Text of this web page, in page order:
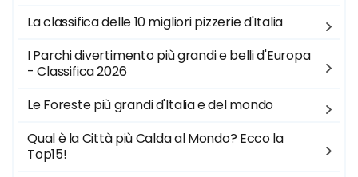
La classifica delle 10 migliori pizzerie d'Italia
I Parchi divertimento più grandi e belli d'Europa
- Classifica 2026
Le Foreste più grandi d'Italia e del mondo
Qual è la Città più Calda al Mondo? Ecco la
Top15!